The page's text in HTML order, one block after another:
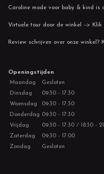
Caroline mode voor baby & kind is
Virtuele tour door de winkel --> Klik
Review schrijven over onze winkel?
Openingstijden
Maandag
Gesloten
Dinsdag
09:30 - 17:30
Woensdag
09:30 - 17:30
Donderdag 09:30 - 17:30
Vrijdag
09:30 - 17:30 / 18:30 -
Zaterdag
09:30 - 17:00
Zondag
Gesloten